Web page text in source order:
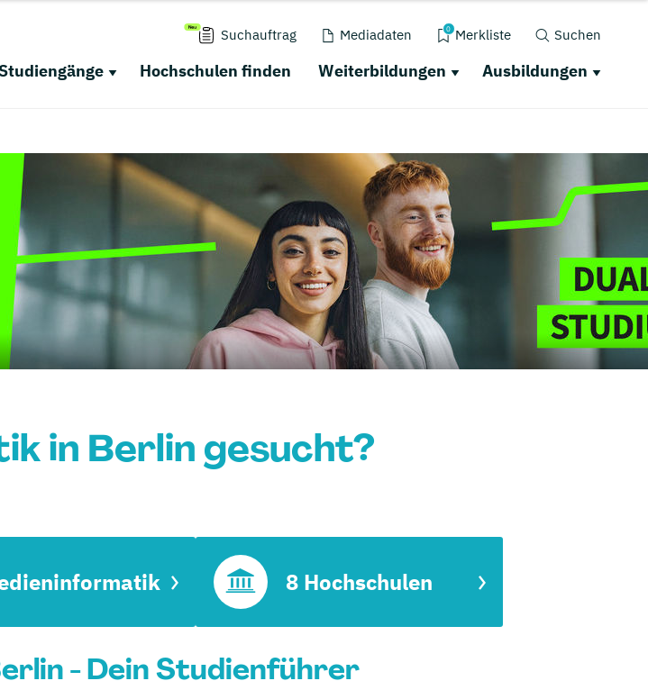
Suchauftrag Mediadaten 0 Merkliste Suchen
Studiengänge Hochschulen finden Weiterbildungen Ausbildungen
in Berlin gesucht?
8 Hochschulen
- Dein Studienführer